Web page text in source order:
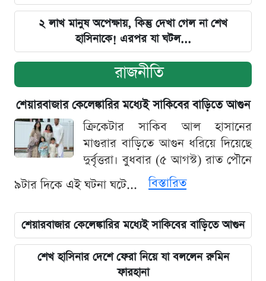
২ লাখ মানুষ অপেক্ষায়, কিন্তু দেখা গেল না শেখ
হাসিনাকে! এরপর যা ঘটল...
রাজনীতি
শেয়ারবাজার কেলেঙ্কারির মধ্যেই সাকিবের বাড়িতে আগুন
ক্রিকেটার সাকিব আল হাসানের
মাগুরার বাড়িতে আগুন ধরিয়ে দিয়েছে
দুর্বৃত্তরা। বুধবার (৫ আগস্ট) রাত পৌনে
৯টার দিকে এই ঘটনা ঘটে...
বিস্তারিত
শেয়ারবাজার কেলেঙ্কারির মধ্যেই সাকিবের বাড়িতে আগুন
শেখ হাসিনার দেশে ফেরা নিয়ে যা বললেন রুমিন
ফারহানা